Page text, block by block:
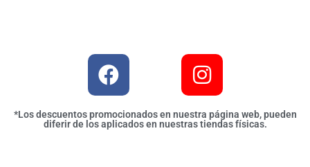
*Los descuentos promocionados en nuestra página web, pueden
diferir de los aplicados en nuestras tiendas físicas.